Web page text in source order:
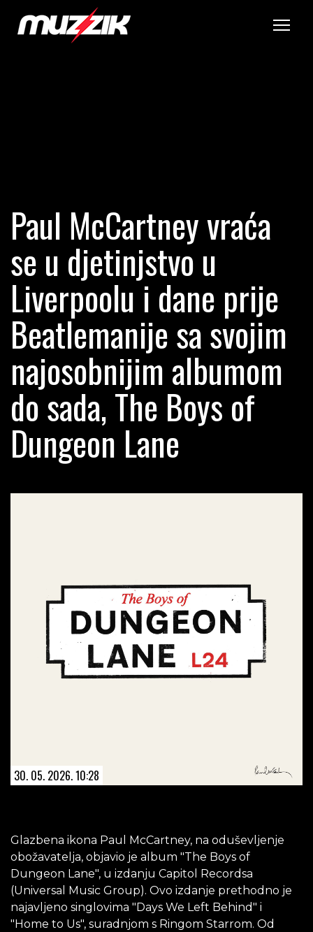
Paul McCartney vraća
se u djetinjstvo u
Liverpoolu i dane prije
Beatlemanije sa svojim
najosobnijim albumom
do sada, The Boys of
Dungeon Lane
30. 05. 2026. 10:28
Glazbena ikona Paul McCartney, na oduševljenje
obožavatelja, objavio je album "The Boys of
Dungeon Lane", u izdanju Capitol Recordsa
(Universal Music Group). Ovo izdanje prethodno je
najavljeno singlovima "Days We Left Behind" i
"Home to Us", suradnjom s Ringom Starrom. Od